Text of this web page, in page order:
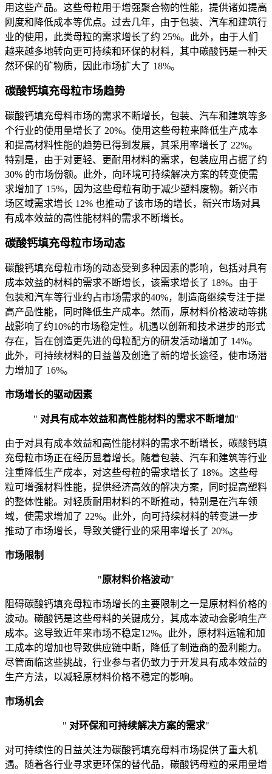
用这些产品。这些母粒用于增强聚合物的性能，提供诸如提高
刚度和降低成本等优点。过去几年，由于包装、汽车和建筑行
业的使用，此类母粒的需求增长了约 25%。此外，由于人们
越来越多地转向更可持续和环保的材料，其中碳酸钙是一种天
然环保的矿物质，因此市场扩大了 18%。
碳酸钙填充母粒市场趋势
碳酸钙填充母料市场的需求不断增长，包装、汽车和建筑等多
个行业的使用量增长了 20%。使用这些母粒来降低生产成本
和提高材料性能的趋势已得到发展，其采用率增长了 22%。
特别是，由于对更轻、更耐用材料的需求，包装应用占据了约
30% 的市场份额。此外，向环境可持续解决方案的转变使需
求增加了 15%，因为这些母粒有助于减少塑料废物。新兴市
场区域需求增长 12% 也推动了该市场的增长，新兴市场对具
有成本效益的高性能材料的需求不断增长。
碳酸钙填充母粒市场动态
碳酸钙填充母粒市场的动态受到多种因素的影响，包括对具有
成本效益的材料的需求不断增长，该需求增长了 18%。由于
包装和汽车等行业约占市场需求的40%，制造商继续专注于提
高产品性能，同时降低生产成本。然而，原材料价格波动等挑
战影响了约10%的市场稳定性。机遇以创新和技术进步的形式
存在，旨在创造更先进的母粒配方的研发活动增加了 14%。
此外，可持续材料的日益普及创造了新的增长途径，使市场潜
力增加了 16%。
市场增长的驱动因素
" 对具有成本效益和高性能材料的需求不断增加"
由于对具有成本效益和高性能材料的需求不断增长，碳酸钙填
充母粒市场正在经历显着增长。随着包装、汽车和建筑等行业
注重降低生产成本，对这些母粒的需求增长了 18%。这些母
粒可增强材料性能，提供经济高效的解决方案，同时提高塑料
的整体性能。对轻质耐用材料的不断推动，特别是在汽车领
域，使需求增加了 22%。此外，向可持续材料的转变进一步
推动了市场增长，导致关键行业的采用率增长了 20%。
市场限制
"原材料价格波动"
阻碍碳酸钙填充母粒市场增长的主要限制之一是原材料价格的
波动。碳酸钙是这些母料的关键成分，其成本波动会影响生产
成本。这导致近年来市场不稳定12%。此外，原材料运输和加
工成本的增加也导致供应链中断，降低了制造商的盈利能力。
尽管面临这些挑战，行业参与者仍致力于开发具有成本效益的
生产方法，以减轻原材料价格不稳定的影响。
市场机会
" 对环保和可持续解决方案的需求"
对可持续性的日益关注为碳酸钙填充母料市场提供了重大机
遇。随着各行业寻求更环保的替代品，碳酸钙母粒的采用量增